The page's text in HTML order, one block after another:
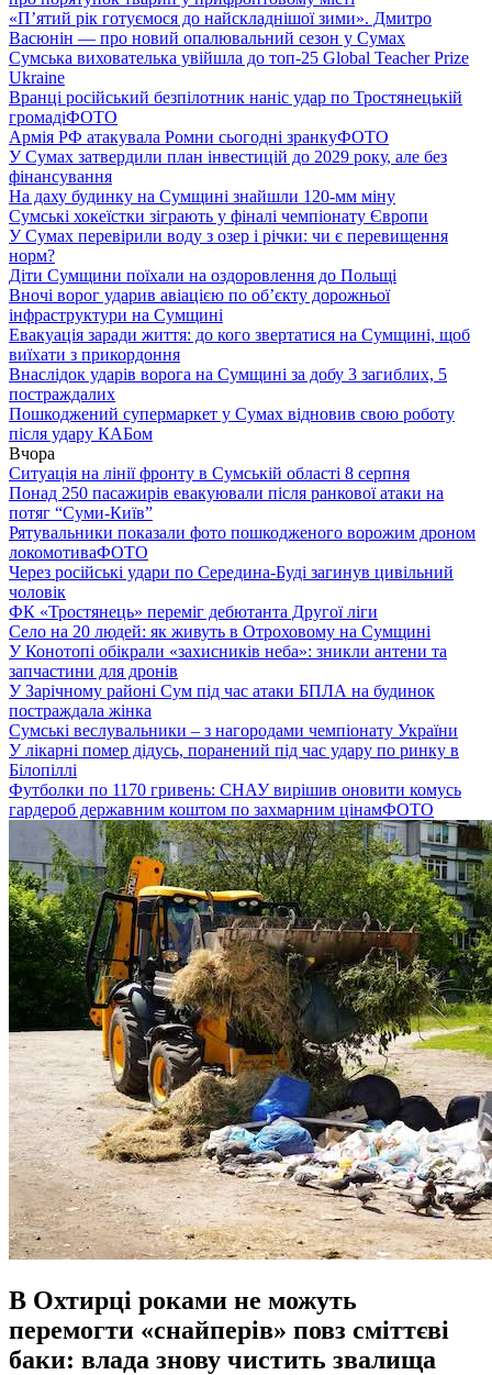
«П’ятий рік готуємося до найскладнішої зими». Дмитро
Васюнін — про новий опалювальний сезон у Сумах
Сумська вихователька увійшла до топ-25 Global Teacher Prize
Ukraine
Вранці російський безпілотник наніс удар по Тростянецькій
громадіФОТО
Армія РФ атакувала Ромни сьогодні зранкуФОТО
У Сумах затвердили план інвестицій до 2029 року, але без
фінансування
На даху будинку на Сумщині знайшли 120-мм міну
Сумські хокеїстки зіграють у фіналі чемпіонату Європи
У Сумах перевірили воду з озер і річки: чи є перевищення
норм?
Діти Сумщини поїхали на оздоровлення до Польщі
Вночі ворог ударив авіацією по обʼєкту дорожньої
інфраструктури на Сумщині
Евакуація заради життя: до кого звертатися на Сумщині, щоб
виїхати з прикордоння
Внаслідок ударів ворога на Сумщині за добу 3 загиблих, 5
постраждалих
Пошкоджений супермаркет у Сумах відновив свою роботу
після удару КАБом
Вчора
Ситуація на лінії фронту в Сумській області 8 серпня
Понад 250 пасажирів евакуювали після ранкової атаки на
потяг “Суми-Київ”
Рятувальники показали фото пошкодженого ворожим дроном
локомотиваФОТО
Через російські удари по Середина-Буді загинув цивільний
чоловік
ФК «Тростянець» переміг дебютанта Другої ліги
Село на 20 людей: як живуть в Отроховому на Сумщині
У Конотопі обікрали «захисників неба»: зникли антени та
запчастини для дронів
У Зарічному районі Сум під час атаки БПЛА на будинок
постраждала жінка
Сумські веслувальники – з нагородами чемпіонату України
У лікарні помер дідусь, поранений під час удару по ринку в
Білопіллі
Футболки по 1170 гривень: СНАУ вирішив оновити комусь
гардероб державним коштом по захмарним цінамФОТО
В Охтирці роками не можуть
перемогти «снайперів» повз сміттєві
баки: влада знову чистить звалища